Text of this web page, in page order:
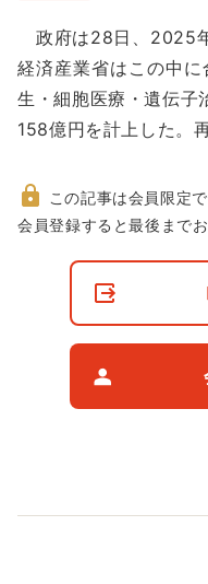
に
動
政府は28日、2025
経済産業省はこの中
生・細胞医療・遺伝子
158億円を計上した。
非
この記事は会員限定で
会員登録すると最後まで